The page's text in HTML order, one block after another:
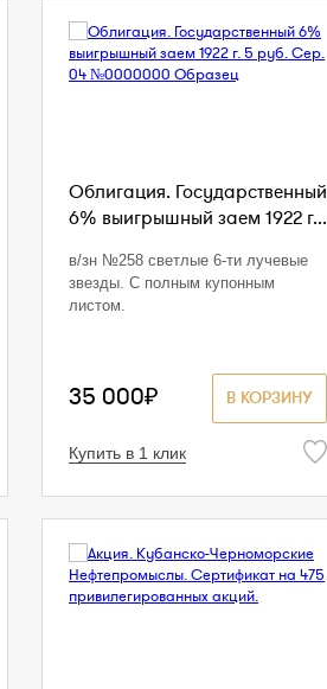
Облигация. Государственный
6% выигрышный заем 1922 г...
в/зн №258 светлые 6-ти лучевые
звезды. С полным купонным
листом.
В КОРЗИНУ
35 000₽
Купить в 1 клик